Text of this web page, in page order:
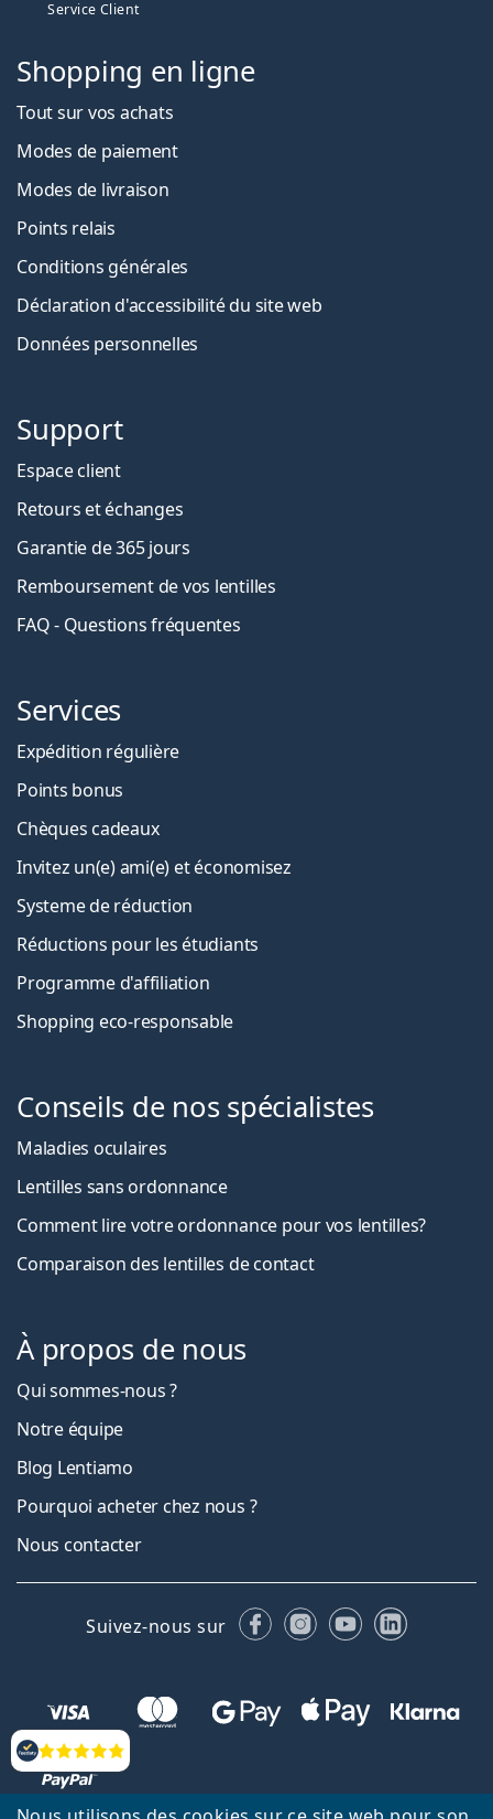
Évaluation
Service Client
Shopping en ligne
Tout sur vos achats
Modes de paiement
Modes de livraison
Points relais
Conditions générales
Déclaration d'accessibilité du site web
Données personnelles
Support
Espace client
Retours et échanges
Garantie de 365 jours
Remboursement de vos lentilles
FAQ - Questions fréquentes
Services
Expédition régulière
Points bonus
Chèques cadeaux
Invitez un(e) ami(e) et économisez
Systeme de réduction
Réductions pour les étudiants
Programme d'affiliation
Shopping eco-responsable
Conseils de nos spécialistes
Maladies oculaires
Lentilles sans ordonnance
Comment lire votre ordonnance pour vos lentilles?
Comparaison des lentilles de contact
À propos de nous
Qui sommes-nous ?
Notre équipe
Blog Lentiamo
Pourquoi acheter chez nous ?
Nous contacter
Suivez-nous sur FacebookInstagram
YouTubeLinkedIn